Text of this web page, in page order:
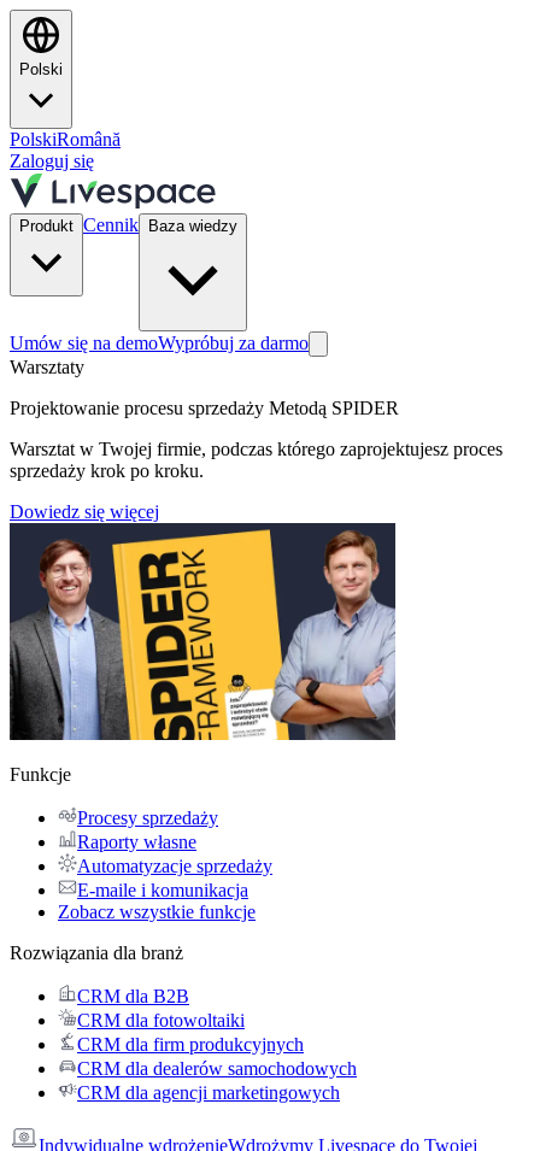
Polski
PolskiRomână
Zaloguj się
Produkt Cennik Baza wiedzy
Umów się na demoWypróbuj za darmo
Warsztaty
Projektowanie procesu sprzedaży Metodą SPIDER
Warsztat w Twojej firmie, podczas którego zaprojektujesz proces
sprzedaży krok po kroku.
Dowiedz się więcej
Funkcje
Procesy sprzedaży
Raporty własne
Automatyzacje sprzedaży
E-maile i komunikacja
Zobacz wszystkie funkcje
Rozwiązania dla branż
CRM dla B2B
CRM dla fotowoltaiki
CRM dla firm produkcyjnych
CRM dla dealerów samochodowych
CRM dla agencji marketingowych
Indywidualne wdrożenieWdrożymy Livespace do Twojej